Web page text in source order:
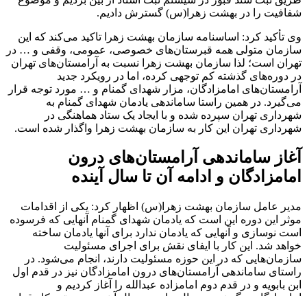
شفافیت را در بهشت زهرا(س) گسترش دادیم.
وی تأکید کرد: اساسنامه سازمان بهشت زهرا تاکید می‌کند که این
سازمان متولی همه قبرستان‌های خصوصی، عمومی، وقفی و … در
تهران است؛ لذا سازمان بهشت زهرا نسبت به آرامستان‌های تهران
در دوره‌های گذشته کم توجهی کرده، اما در رویکرد جدید
آرامستان‌های امامزادگان، مزار شهدای گمنام و … مورد توجه قرار
می‌گیرد. در همین راستا ساماندهی یادمان شهدای گمنام به
شهرداری تهران سپرده شده و با ایجاد یک ستاد هماهنگی در
شهرداری تهران این کار به سازمان بهشت زهرا واگذار شده است.
آغاز ساماندهی آرامستان‌های درون
امامزادگان و ادامه آن تا سال آینده
مدیر عامل سازمان بهشت زهرا(س) اظهار کرد: یکی از اقدامات
موثر این دوره این است که یادمان شهدای گمنام آنهایی که فرسوده
است نوسازی و آنهایی که یادمان ندارد برای آنها یادمان ساخته
خواهد شد. این کار با ایفای نقش برای اجرای مسئولیت
سازمان‌هایی که در این حوزه مسئولیت دارند، انجام می‌شود. در
راستای ساماندهی آرامستان‌های درون امامزادگان نیز در قدم اول
ابن بابویه و در قدم دوم امامزاده عبدالله را آغاز کردیم و